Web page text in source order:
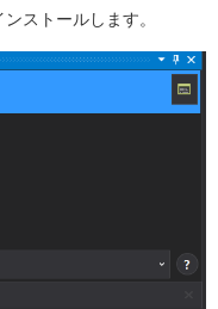
ストールします。